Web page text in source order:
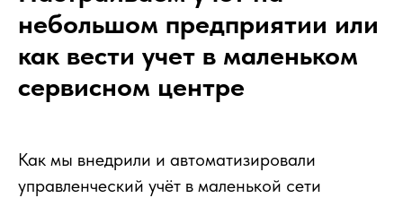
небольшом предприятии или
как вести учет в маленьком
сервисном центре
Как мы внедрили и автоматизировали
управленческий учёт в маленькой сети